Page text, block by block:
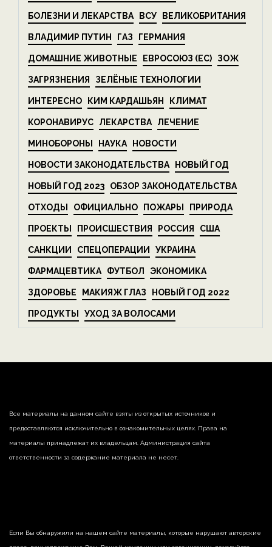
БОЛЕЗНИ И ЛЕКАРСТВА ВСУ ВЕЛИКОБРИТАНИЯ
ВЛАДИМИР ПУТИН ГАЗ ГЕРМАНИЯ
ДОМАШНИЕ ЖИВОТНЫЕ ЕВРОСОЮЗ (ЕС) ЗОЖ
ЗАГРЯЗНЕНИЯ ЗЕЛЁНЫЕ ТЕХНОЛОГИИ
ИНТЕРЕСНО КИМ КАРДАШЬЯН КЛИМАТ
КОРОНАВИРУС ЛЕКАРСТВА ЛЕЧЕНИЕ
МИНОБОРОНЫ НАУКА НОВОСТИ
НОВОСТИ ЗАКОНОДАТЕЛЬСТВА НОВЫЙ ГОД
НОВЫЙ ГОД 2023 ОБЗОР ЗАКОНОДАТЕЛЬСТВА
ОТХОДЫ ОФИЦИАЛЬНО ПОЖАРЫ ПРИРОДА
ПРОЕКТЫ ПРОИСШЕСТВИЯ РОССИЯ США
САНКЦИИ СПЕЦОПЕРАЦИИ УКРАИНА
ФАРМАЦЕВТИКА ФУТБОЛ ЭКОНОМИКА
ЗДОРОВЬЕ МАКИЯЖ ГЛАЗ НОВЫЙ ГОД 2022
ПРОДУКТЫ УХОД ЗА ВОЛОСАМИ
Все материалы на данном сайте взяты из открытых источников и
предоставляются исключительно в ознакомительных целях. Права на
материалы принадлежат их владельцам. Администрация сайта
ответственности за содержание материала не несет.
Если Вы обнаружили на нашем сайте материалы, которые нарушают авторские